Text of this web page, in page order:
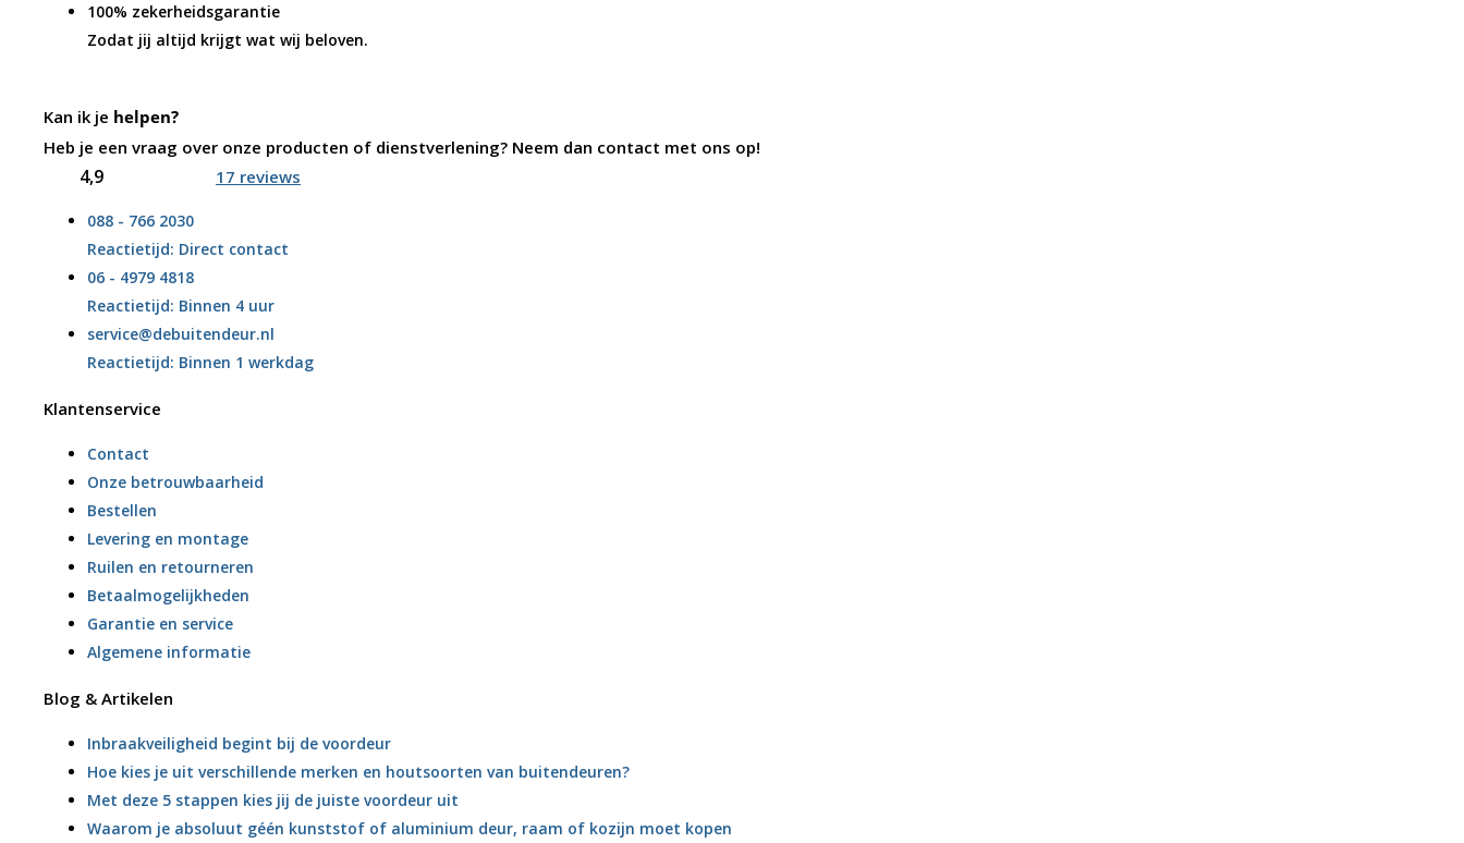
100% zekerheidsgarantie
Zodat jij altijd krijgt wat wij beloven.
Kan ik je helpen?
Heb je een vraag over onze producten of dienstverlening? Neem dan contact met ons op!
4,9 17 reviews
088 - 766 2030
Reactietijd: Direct contact
06 - 4979 4818
Reactietijd: Binnen 4 uur
service@debuitendeur.nl
Reactietijd: Binnen 1 werkdag
Klantenservice
Contact
Onze betrouwbaarheid
Bestellen
Levering en montage
Ruilen en retourneren
Betaalmogelijkheden
Garantie en service
Algemene informatie
Blog & Artikelen
Inbraakveiligheid begint bij de voordeur
Hoe kies je uit verschillende merken en houtsoorten van buitendeuren?
Met deze 5 stappen kies jij de juiste voordeur uit
Waarom je absoluut géén kunststof of aluminium deur, raam of kozijn moet kopen